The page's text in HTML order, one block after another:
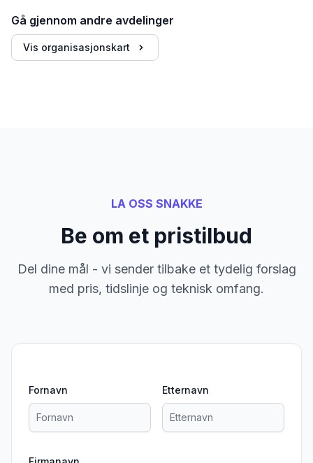
Gå gjennom andre avdelinger
Vis organisasjonskart
LA OSS SNAKKE
Be om et pristilbud
Del dine mål - vi sender tilbake et tydelig forslag
med pris, tidslinje og teknisk omfang.
Fornavn Etternavn